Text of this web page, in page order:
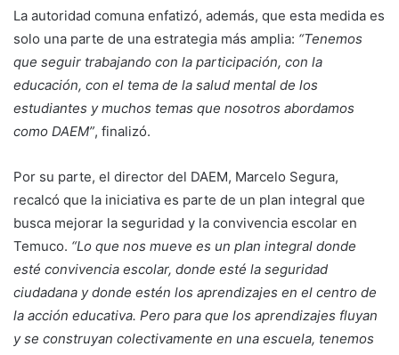
La autoridad comuna enfatizó, además, que esta medida es
solo una parte de una estrategia más amplia: “Tenemos
que seguir trabajando con la participación, con la
educación, con el tema de la salud mental de los
estudiantes y muchos temas que nosotros abordamos
como DAEM”, finalizó.
Por su parte, el director del DAEM, Marcelo Segura,
recalcó que la iniciativa es parte de un plan integral que
busca mejorar la seguridad y la convivencia escolar en
Temuco. “Lo que nos mueve es un plan integral donde
esté convivencia escolar, donde esté la seguridad
ciudadana y donde estén los aprendizajes en el centro de
la acción educativa. Pero para que los aprendizajes fluyan
y se construyan colectivamente en una escuela, tenemos